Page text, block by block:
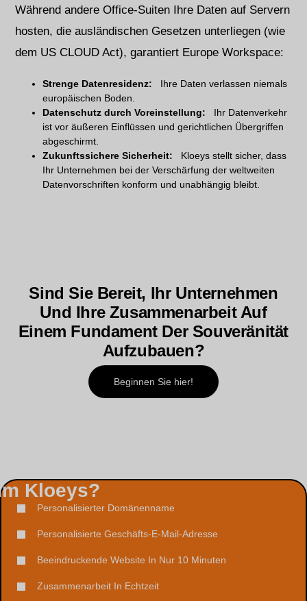
Während andere Office-Suiten Ihre Daten auf Servern
hosten, die ausländischen Gesetzen unterliegen (wie
dem US CLOUD Act), garantiert Europe Workspace:
Strenge Datenresidenz:
Ihre Daten verlassen niemals
europäischen Boden.
Datenschutz durch Voreinstellung:
Ihr Datenverkehr
ist vor äußeren Einflüssen und gerichtlichen Übergriffen
abgeschirmt.
Zukunftssichere Sicherheit:
Kloeys stellt sicher, dass
Ihr Unternehmen bei der Verschärfung der weltweiten
Datenvorschriften konform und unabhängig bleibt.
Sind Sie Bereit, Ihr Unternehmen
Und Ihre Zusammenarbeit Auf
Einem Fundament Der Souveränität
Aufzubauen?
Beginnen Sie hier!
Kloeys?
Personalisierter Domänenname
Personalisierte Geschäfts-E-Mail-Adresse
Beeindruckende Website In Nur 10 Minuten
Zusammenarbeit In Echtzeit